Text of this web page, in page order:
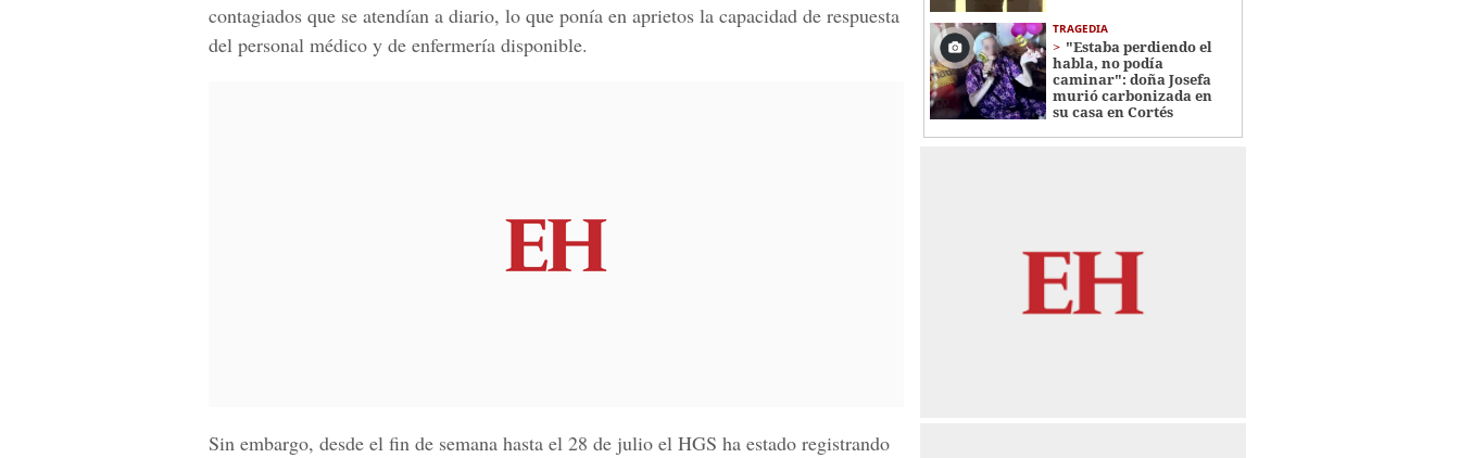
contagiados que se atendían a diario, lo que ponía en aprietos la capacidad de respuesta
del personal médico y de enfermería disponible.
Sin embargo, desde el fin de semana hasta el 28 de julio el HGS ha estado registrando
TRAGEDIA
"Estaba perdiendo el
habla, no podía
caminar": doña Josefa
murió carbonizada en
su casa en Cortés